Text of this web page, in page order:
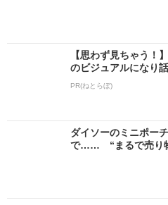
【思わず見ちゃう！
のビジュアルになり
PR(ねとらぼ)
ダイソーのミニポー
で…… “まるで売り